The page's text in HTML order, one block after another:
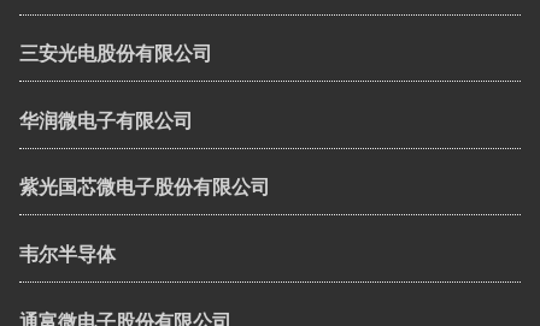
三安光电股份有限公司
华润微电子有限公司
紫光国芯微电子股份有限公司
韦尔半导体
通富微电子股份有限公司